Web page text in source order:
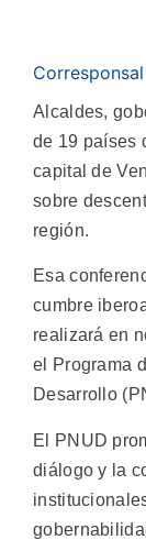
Alcaldes,
de 19 países
capital de
sobre
región.
Esa
cumbre
realizará en
el Programa
Desarrollo
El PNUD
diálogo y la